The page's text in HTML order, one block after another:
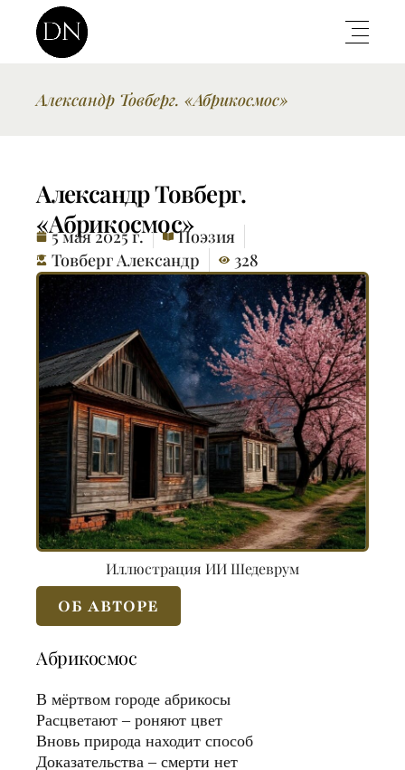
Александр Товберг. «Абрикосмос»
Александр Товберг.
«Абрикосмос»
5 мая 2025 г.
Поэзия
Товберг Александр
328
Иллюстрация ИИ Шедеврум
ОБ АВТОРЕ
Абрикосмос
В мёртвом городе абрикосы
Расцветают – роняют цвет
Вновь природа находит способ
Доказательства – смерти нет